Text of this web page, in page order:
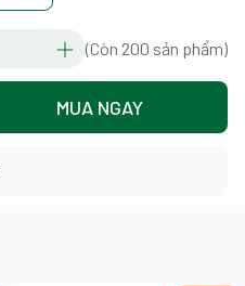
(Còn 200 sản phẩm)
MUA NGAY